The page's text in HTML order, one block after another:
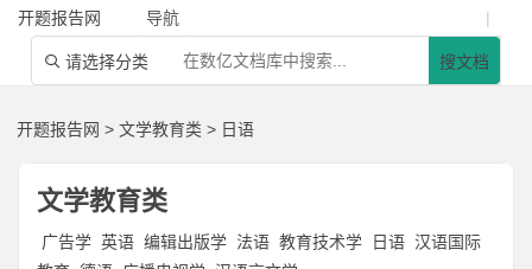
开题报告网 导航 |
 请选择分类 搜文档
开题报告网 >文学教育类 > 日语
文学教育类
广告学 英语 编辑出版学 法语 教育技术学 日语 汉语国际